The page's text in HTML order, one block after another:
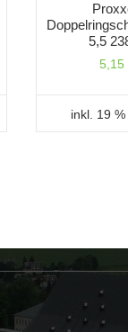
5,5
5,15
inkl. 19 %